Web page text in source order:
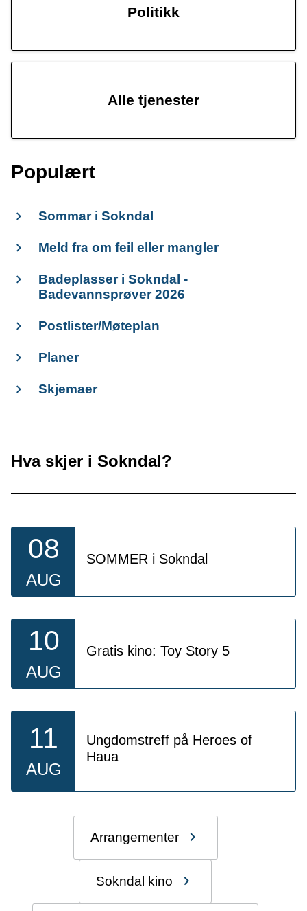
Politikk
Alle tjenester
Populært
Sommar i Sokndal
Meld fra om feil eller mangler
Badeplasser i Sokndal -
Badevannsprøver 2026
Postlister/Møteplan
Planer
Skjemaer
Hva skjer i Sokndal?
08
AUG
SOMMER i Sokndal
10
AUG
Gratis kino: Toy Story 5
11
AUG
Ungdomstreff på Heroes of
Haua
Arrangementer
Sokndal kino